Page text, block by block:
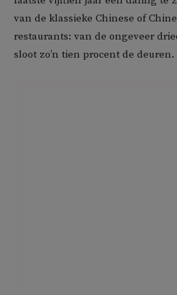
van de klassieke Chinese of
restaurants: van de ongeveer
sloot zo’n tien procent de deuren.